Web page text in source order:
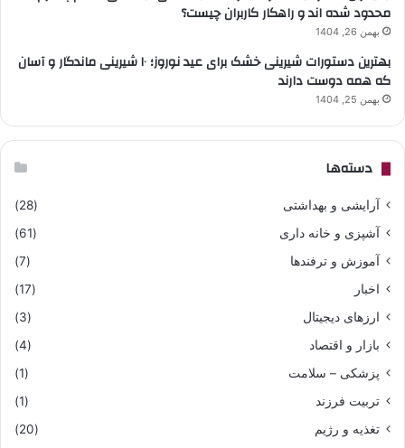
محدود شده اند و راهکار کاربران چیست؟
بهمن 26, 1404
بهترین دستورات شیرینی خشک برای عید نوروز؛ ۱۰ شیرینی ماندگار و آسان
که همه دوست دارند
بهمن 25, 1404
دسته‌ها
آرایشی و بهداشتی
(28)
آشپزی و خانه داری
(61)
آموزش و ترفندها
(7)
اخبار
(17)
ارزهای دیجیتال
(3)
بازار و اقتصاد
(4)
پزشکی – سلامت
(1)
تربیت فرزند
(1)
تغذیه و رژیم
(20)